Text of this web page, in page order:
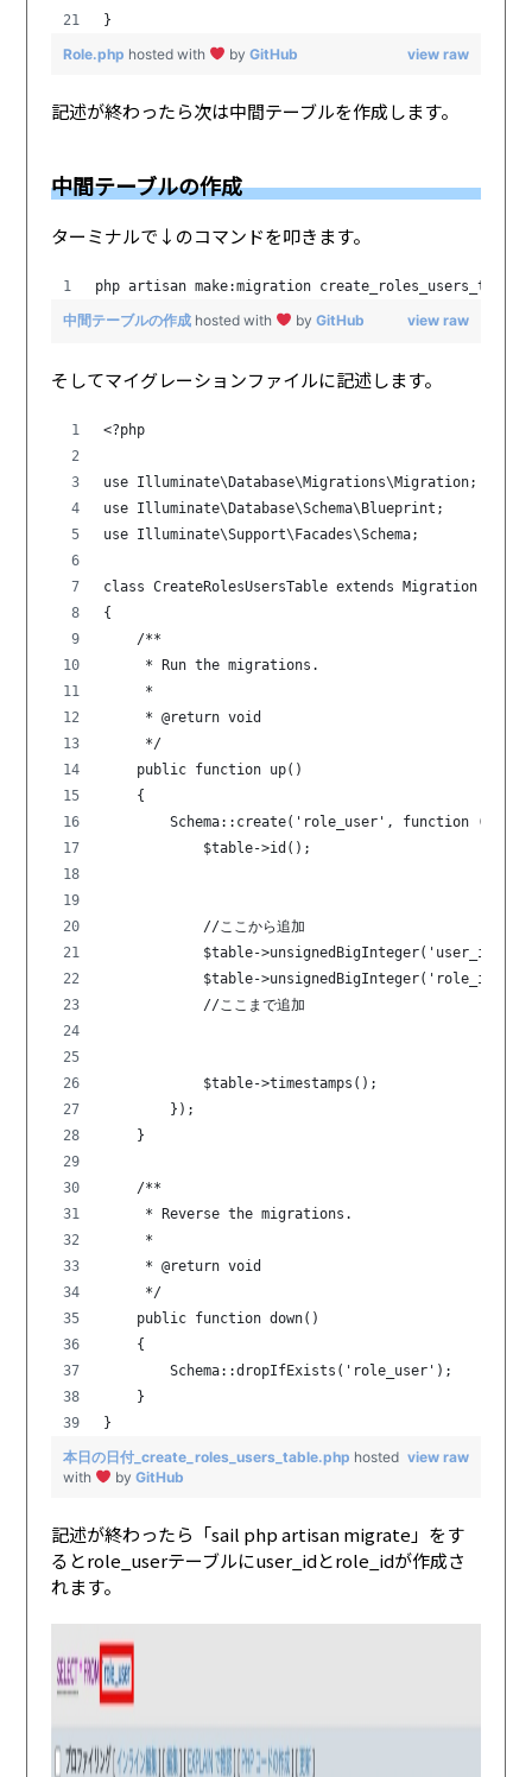
}
view raw
Role.php hosted with byGitHub
記述が終わったら次は中間テーブルを作成します。
中間テーブルの作成
ターミナルで↓のコマンドを叩きます。
php artisan make:migration create_roles_users_table
view raw
中間テーブルの作成 hosted with byGitHub
そしてマイグレーションファイルに記述します。
<?php
use Illuminate\Database\Migrations\Migration;
use Illuminate\Database\Schema\Blueprint;
use Illuminate\Support\Facades\Schema;
class CreateRolesUsersTable extends Migration
{
    /**
     * Run the migrations.
     *
     * @return void
     */
    public function up()
    {
Schema::create('role_user', function
            $table->id();
            //ここから追加
            $table->unsignedBigInteger('user_id');
            $table->unsignedBigInteger('role_id');
            //ここまで追加
            $table->timestamps();
        });
    }
    /**
     * Reverse the migrations.
     *
     * @return void
     */
    public function down()
    {
        Schema::dropIfExists('role_user');
    }
}
view raw
本日の日付_create_roles_users_table.php hosted
with
byGitHub
記述が終わったら「sail php artisan migrate」をす
るとrole_userテーブルにuser_idとrole_idが作成さ
れます。